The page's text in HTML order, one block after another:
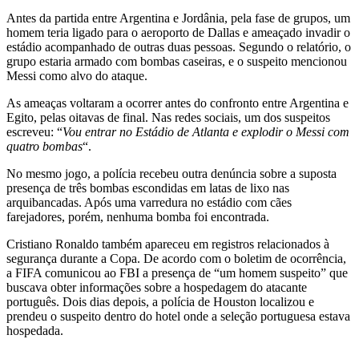
Antes da partida entre Argentina e Jordânia, pela fase de grupos, um
homem teria ligado para o aeroporto de Dallas e ameaçado invadir o
estádio acompanhado de outras duas pessoas. Segundo o relatório, o
grupo estaria armado com bombas caseiras, e o suspeito mencionou
Messi como alvo do ataque.
As ameaças voltaram a ocorrer antes do confronto entre Argentina e
Egito, pelas oitavas de final. Nas redes sociais, um dos suspeitos
escreveu: “Vou entrar no Estádio de Atlanta e explodir o Messi com
quatro bombas“.
No mesmo jogo, a polícia recebeu outra denúncia sobre a suposta
presença de três bombas escondidas em latas de lixo nas
arquibancadas. Após uma varredura no estádio com cães
farejadores, porém, nenhuma bomba foi encontrada.
Cristiano Ronaldo também apareceu em registros relacionados à
segurança durante a Copa. De acordo com o boletim de ocorrência,
a FIFA comunicou ao FBI a presença de “um homem suspeito” que
buscava obter informações sobre a hospedagem do atacante
português. Dois dias depois, a polícia de Houston localizou e
prendeu o suspeito dentro do hotel onde a seleção portuguesa estava
hospedada.